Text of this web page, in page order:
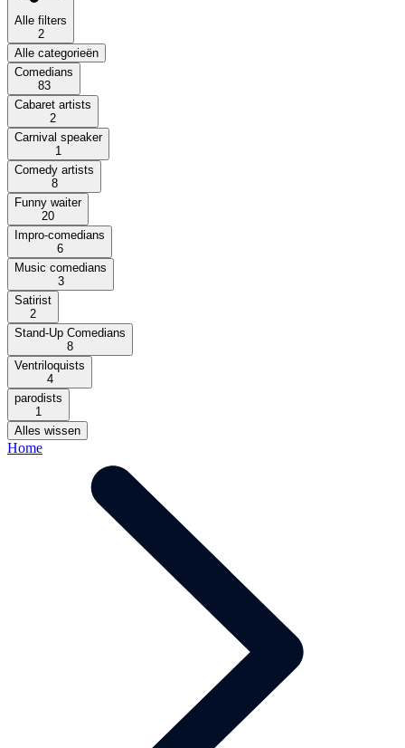
Alle filters
2
Alle categorieën
Comedians
83
Cabaret artists
2
Carnival speaker
1
Comedy artists
8
Funny waiter
20
Impro-comedians
6
Music comedians
3
Satirist
2
Stand-Up Comedians
8
Ventriloquists
4
parodists
1
Alles wissen
Home